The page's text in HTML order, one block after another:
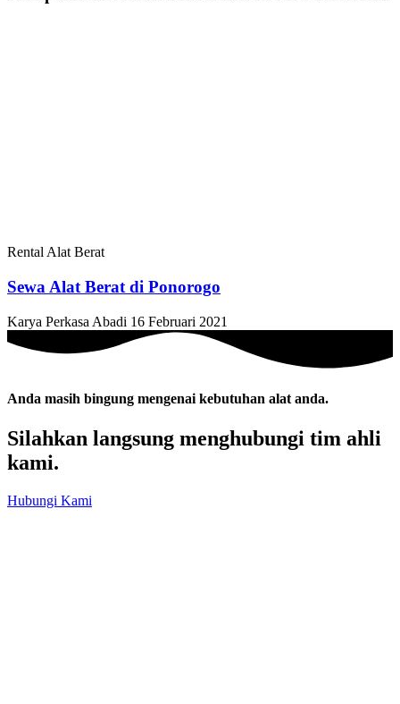
Rental Alat Berat
Sewa Alat Berat di Ponorogo
Karya Perkasa Abadi 16 Februari 2021
Anda masih bingung mengenai kebutuhan alat anda.
Silahkan langsung menghubungi tim ahli
kami.
Hubungi Kami